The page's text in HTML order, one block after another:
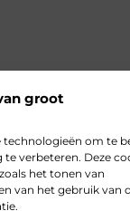
groot
technologieën om te
verbeteren. Deze
het tonen van
van het gebruik van